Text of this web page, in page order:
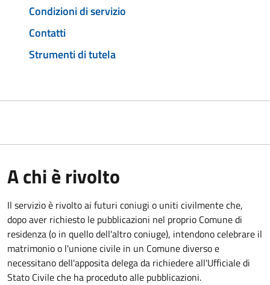
Condizioni di servizio
Contatti
Strumenti di tutela
A chi è rivolto
Il servizio è rivolto ai futuri coniugi o uniti civilmente che,
dopo aver richiesto le pubblicazioni nel proprio Comune di
residenza (o in quello dell'altro coniuge), intendono celebrare il
matrimonio o l'unione civile in un Comune diverso e
necessitano dell'apposita delega da richiedere all'Ufficiale di
Stato Civile che ha proceduto alle pubblicazioni.